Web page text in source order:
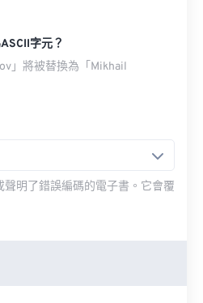
字元？
」將被替換為「Mikhail
明了錯誤編碼的電子書。它會覆